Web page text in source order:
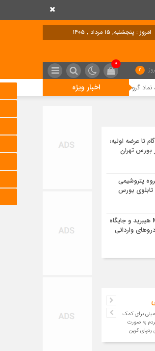
امروز : پنجشنبه, ۱۵ مرداد , ۱۴۰۵
2
0
اخبار ویژه
تابان فردا روی تابلوی بورس نشست
تا عرضه اولیه؛
بورس تهران
پتروشیمی
تابلوی بورس
بررسی MG ZS هیبرید و جایگاه
وارداتی
برای کمک
به صورت
کربن